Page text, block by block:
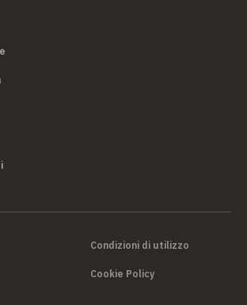
Condizioni di utilizzo
Cookie Policy